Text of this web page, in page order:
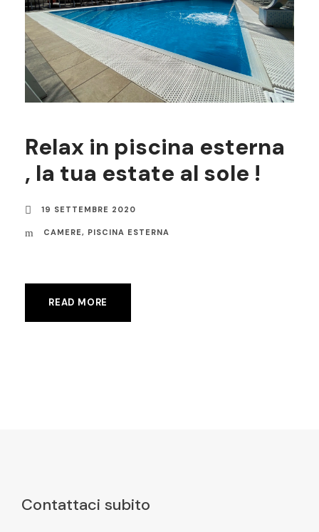
Relax in piscina esterna
, la tua estate al sole !
19 SETTEMBRE 2020
CAMERE, PISCINA ESTERNA
READ MORE
Contattaci subito